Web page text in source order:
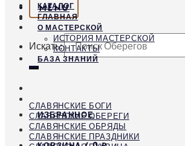
MENU
Искать:
ИЗБРАННОЕ
КАТАЛОГ
ГЛАВНАЯ
О МАСТЕРСКОЙ
ИСТОРИЯ МАСТЕРСКОЙ
КОНТАКТЫ
БАЗА ЗНАНИЙ
СЛАВЯНСКИЕ БОГИ
СЛАВЯНСКИЕ ОБЕРЕГИ
СЛАВЯНСКИЕ ОБРЯДЫ
СЛАВЯНСКИЕ ПРАЗДНИКИ